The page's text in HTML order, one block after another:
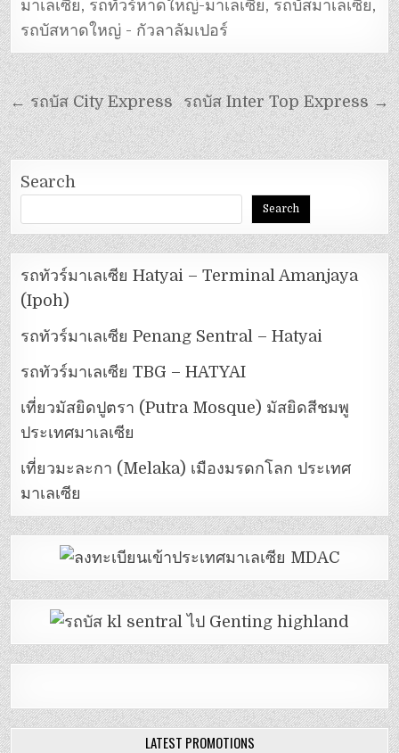
มาเลเซีย, รถทัวร์หาดใหญ่-มาเลเซีย, รถบัสมาเลเซีย,
รถบัสหาดใหญ่ - กัวลาลัมเปอร์
รถบัส Inter Top Express →
← รถบัส City Express
Search
Search
รถทัวร์มาเลเซีย Hatyai – Terminal Amanjaya
(Ipoh)
รถทัวร์มาเลเซีย Penang Sentral – Hatyai
รถทัวร์มาเลเซีย TBG – HATYAI
เที่ยวมัสยิดปูตรา (Putra Mosque) มัสยิดสีชมพู
ประเทศมาเลเซีย
เที่ยวมะละกา (Melaka) เมืองมรดกโลก ประเทศ
มาเลเซีย
LATEST PROMOTIONS